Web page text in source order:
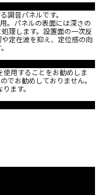
調音パネルです。
。パネルの表面には深さの
理します。設置面の一次反
定在波を抑え、定位感の向
用することをお勧めしま
でお勧めしておりません。
ます。